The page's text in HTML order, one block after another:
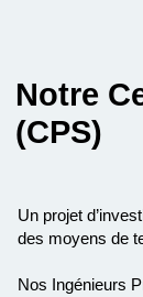
Notre
(CPS)
Un projet
des moyens de
Nos Ingénieurs